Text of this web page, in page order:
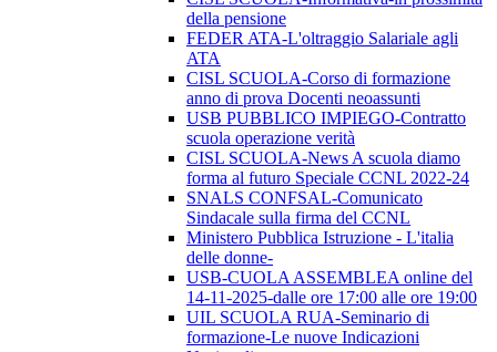
della pensione
FEDER ATA-L'oltraggio Salariale agli
ATA
CISL SCUOLA-Corso di formazione
anno di prova Docenti neoassunti
USB PUBBLICO IMPIEGO-Contratto
scuola operazione verità
CISL SCUOLA-News A scuola diamo
forma al futuro Speciale CCNL 2022-24
SNALS CONFSAL-Comunicato
Sindacale sulla firma del CCNL
Ministero Pubblica Istruzione - L'italia
delle donne-
USB-CUOLA ASSEMBLEA online del
14-11-2025-dalle ore 17:00 alle ore 19:00
UIL SCUOLA RUA-Seminario di
formazione-Le nuove Indicazioni